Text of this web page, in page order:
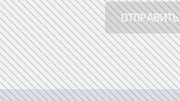
ОТПРАВИТЬ